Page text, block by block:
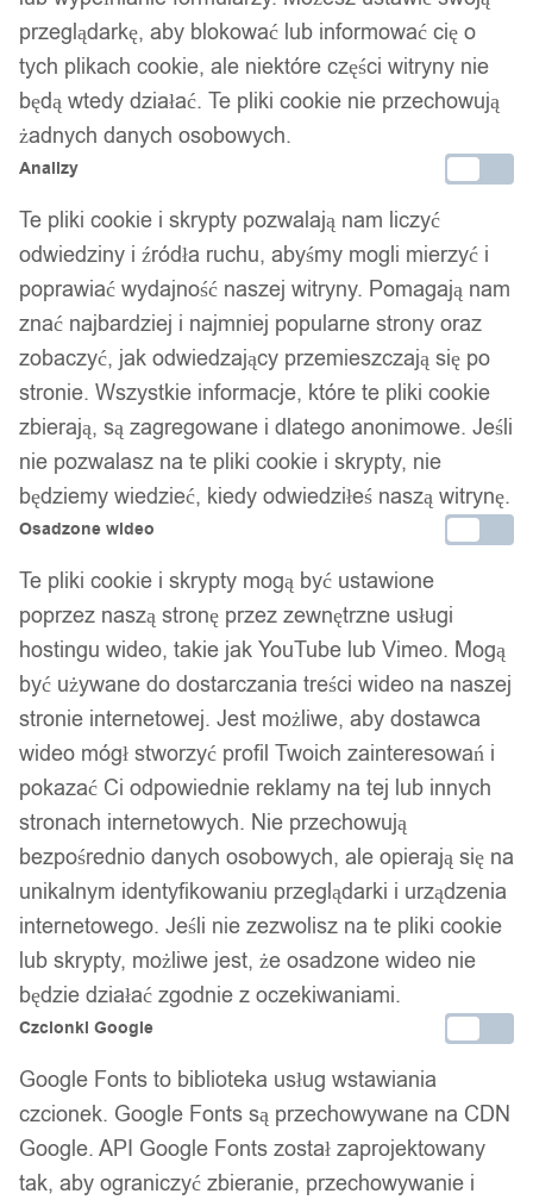
Złoty pierścionek obrączka
ślubna stal 316l r.17
40,00zł
Dostawa w 24h
Zamówienia złożone do 14:00 wysyłamy tego samego dnia.
Dostawa w 24h
Zamówienia złożone do 14:00 wysyłamy tego samego dnia.
Kod produktu: O8G-R17
Dostępny w magazynie - szybka dostawa
Dodaj do koszyka
Zamówienia złożone do 14:00 w dni robocze wysyłamy tego
samego dnia.
Bezpieczne płatności
14 dni na zwrot
Gwarancja producenta
Wsparcie w zakupie
Podobne produkty
Produkty, które mogą Cię zainteresować
przeglądarkę, aby blokować lub informować cię o
tych plikach cookie, ale niektóre części witryny nie
będą wtedy działać. Te pliki cookie nie przechowują
żadnych danych osobowych.
Analizy
Te pliki cookie i skrypty pozwalają nam liczyć
odwiedziny i źródła ruchu, abyśmy mogli mierzyć i
poprawiać wydajność naszej witryny. Pomagają nam
znać najbardziej i najmniej popularne strony oraz
zobaczyć, jak odwiedzający przemieszczają się po
stronie. Wszystkie informacje, które te pliki cookie
zbierają, są zagregowane i dlatego anonimowe. Jeśli
nie pozwalasz na te pliki cookie i skrypty, nie
będziemy wiedzieć, kiedy odwiedziłeś naszą witrynę.
Osadzone wideo
Te pliki cookie i skrypty mogą być ustawione
poprzez naszą stronę przez zewnętrzne usługi
hostingu wideo, takie jak YouTube lub Vimeo. Mogą
być używane do dostarczania treści wideo na naszej
stronie internetowej. Jest możliwe, aby dostawca
wideo mógł stworzyć profil Twoich zainteresowań i
pokazać Ci odpowiednie reklamy na tej lub innych
stronach internetowych. Nie przechowują
bezpośrednio danych osobowych, ale opierają się na
unikalnym identyfikowaniu przeglądarki i urządzenia
internetowego. Jeśli nie zezwolisz na te pliki cookie
lub skrypty, możliwe jest, że osadzone wideo nie
będzie działać zgodnie z oczekiwaniami.
Czcionki Google
Google Fonts to biblioteka usług wstawiania
czcionek. Google Fonts są przechowywane na CDN
Google. API Google Fonts został zaprojektowany
tak, aby ograniczyć zbieranie, przechowywanie i